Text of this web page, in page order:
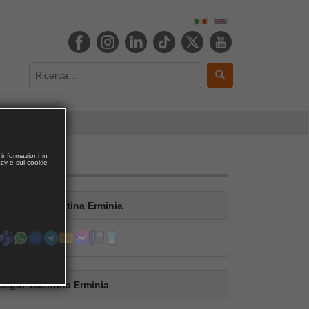
Contatta Valentina Erminia
Valentina Erminia
in
e sui cookie